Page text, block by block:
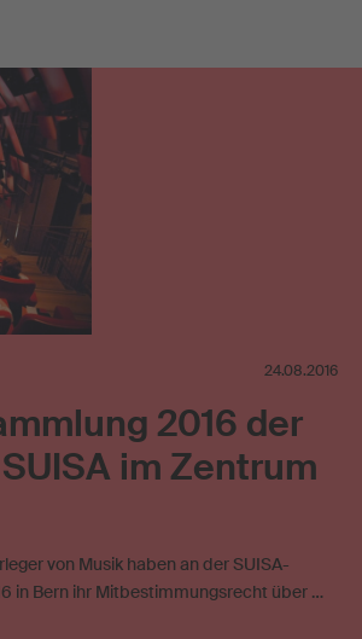
24.08.2016
2016 der
im Zentrum
von Musik haben an der SUISA-
in Bern ihr Mitbestimmungsrecht über …